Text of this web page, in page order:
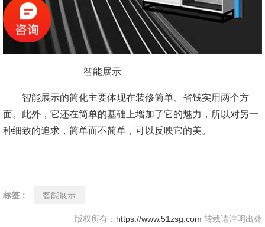
智能展示
智能展示的简化主要体现在装修简单、省钱实用两个方
面。此外，它还在简单的基础上增加了它的魅力，所以对另一
种细致的追求，简单而不简单，可以反映它的美。
标签： 智能展示
版权所有： https://www.51zsg.com 转载请注明出处